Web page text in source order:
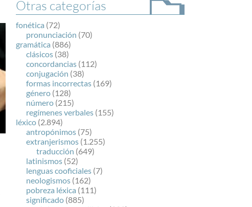
español en los medios de comunicación y en
Internet.
Otras categorías
fonética (72)
pronunciación (70)
gramática (886)
clásicos (38)
concordancias (112)
conjugación (38)
formas incorrectas (169)
género (128)
número (215)
regímenes verbales (155)
léxico (2.894)
antropónimos (75)
extranjerismos (1.255)
traducción (649)
latinismos (52)
lenguas cooficiales (7)
neologismos (162)
pobreza léxica (111)
significado (885)